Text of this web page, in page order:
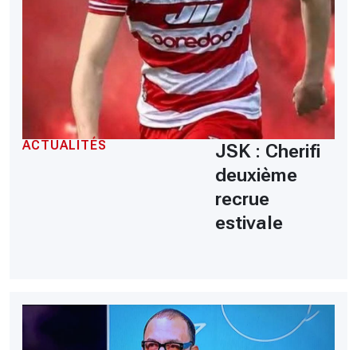
ACTUALITÉS
JSK : Cherifi
deuxième
recrue
estivale